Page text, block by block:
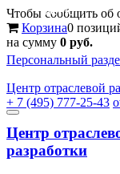
Чтобы сообщить об
Корзина0
на сумму 0 руб.
Персональный
Центр отраслевой
+ 7 (495) 777-25-43
Toggle
navigation
Меню
Центр
разработки